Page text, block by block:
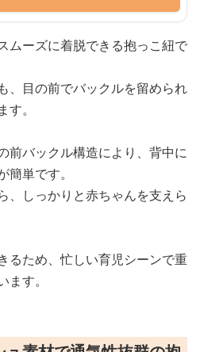
ムーズに着脱できる抱っこ紐で
、目の前でバックルを留められ
。
前バックル構造により、背中に
単です。
、しっかりと赤ちゃんを支えら
るため、忙しい育児シーンで重
す。